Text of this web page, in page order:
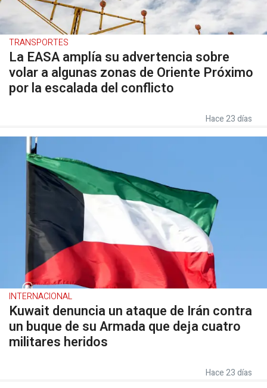
TRANSPORTES
La EASA amplía su advertencia sobre
volar a algunas zonas de Oriente Próximo
por la escalada del conflicto
Hace 23 días
INTERNACIONAL
Kuwait denuncia un ataque de Irán contra
un buque de su Armada que deja cuatro
militares heridos
Hace 23 días